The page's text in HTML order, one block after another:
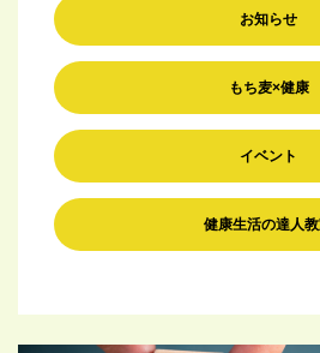
お知らせ
もち麦×健康
イベント
健康生活の達人